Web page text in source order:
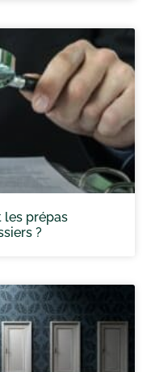
les prépas
?